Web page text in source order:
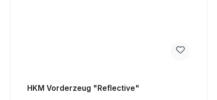
HKM Vorderzeug "Reflective"